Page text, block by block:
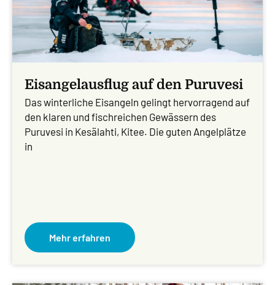
Eisangelausflug auf den Puruvesi
Das winterliche Eisangeln gelingt hervorragend auf
den klaren und fischreichen Gewässern des
Puruvesi in Kesälahti, Kitee. Die guten Angelplätze
in
Mehr erfahren